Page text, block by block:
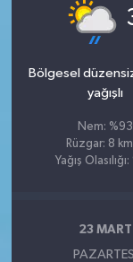
Bölgesel
yağışlı
Nem: %93
Rüzgar: 8
Yağış
23 MART